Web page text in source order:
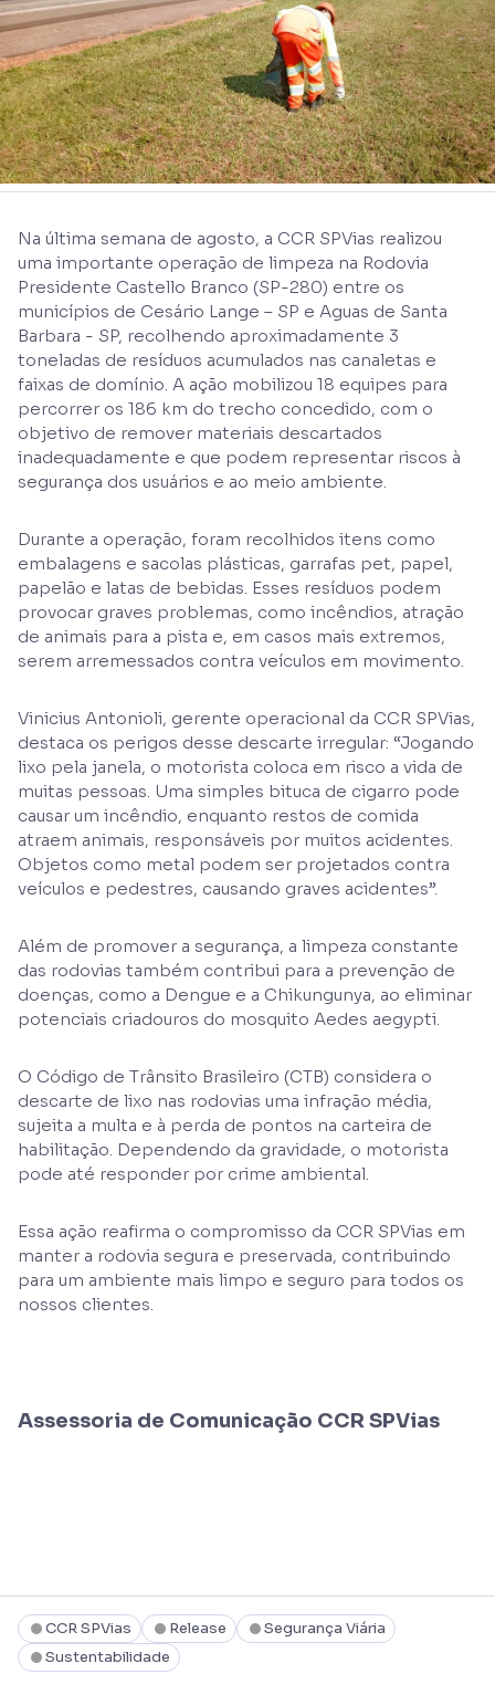
Na última semana de agosto, a CCR SPVias realizou
uma importante operação de limpeza na Rodovia
Presidente Castello Branco (SP-280) entre os
municípios de Cesário Lange – SP e Aguas de Santa
Barbara - SP, recolhendo aproximadamente 3
toneladas de resíduos acumulados nas canaletas e
faixas de domínio. A ação mobilizou 18 equipes para
percorrer os 186 km do trecho concedido, com o
objetivo de remover materiais descartados
inadequadamente e que podem representar riscos à
segurança dos usuários e ao meio ambiente.
Durante a operação, foram recolhidos itens como
embalagens e sacolas plásticas, garrafas pet, papel,
papelão e latas de bebidas. Esses resíduos podem
provocar graves problemas, como incêndios, atração
de animais para a pista e, em casos mais extremos,
serem arremessados contra veículos em movimento.
Vinicius Antonioli, gerente operacional da CCR SPVias,
destaca os perigos desse descarte irregular: “Jogando
lixo pela janela, o motorista coloca em risco a vida de
muitas pessoas. Uma simples bituca de cigarro pode
causar um incêndio, enquanto restos de comida
atraem animais, responsáveis por muitos acidentes.
Objetos como metal podem ser projetados contra
veículos e pedestres, causando graves acidentes”.
Além de promover a segurança, a limpeza constante
das rodovias também contribui para a prevenção de
doenças, como a Dengue e a Chikungunya, ao eliminar
potenciais criadouros do mosquito Aedes aegypti.
O Código de Trânsito Brasileiro (CTB) considera o
descarte de lixo nas rodovias uma infração média,
sujeita a multa e à perda de pontos na carteira de
habilitação. Dependendo da gravidade, o motorista
pode até responder por crime ambiental.
Essa ação reafirma o compromisso da CCR SPVias em
manter a rodovia segura e preservada, contribuindo
para um ambiente mais limpo e seguro para todos os
nossos clientes.
Assessoria de Comunicação CCR SPVias
CCR SPVias Release
Segurança Viária
Sustentabilidade